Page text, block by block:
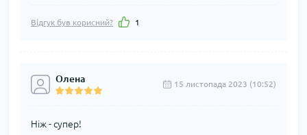
Відгук був корисний? 1
Олена 15 листопада 2023 (10:52)
Ніж - супер!